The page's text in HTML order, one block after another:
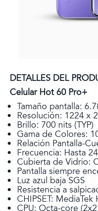
DETALLES DEL
Celular Hot 60 Pro+
Tamaño pantalla:
Resolución: 1224 x
Brillo: 700 nits (TYP)
Gama de Colores:
Relación Pantalla-
Frecuencia: Hasta
Cubierta de Vidrio:
Pantalla siempre
Luz azul baja SGS
Resistencia a
CHIPSET:
CPU: Octa-core